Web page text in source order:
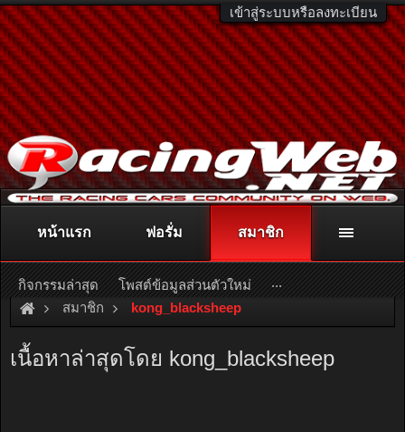
เข้าสู่ระบบหรือลงทะเบียน
ติดต่อลงโฆษณา racingweb@gmail.comหรือโทร. 081-811-1138
หรืออ่านรายละเอียดเพิ่มเติม คลิกที่นี่
สมาชิก kong_blacksheep
เนื้อหาล่าสุดโดย kong_blacksheep
หน้าแรก ฟอรั่ม สมาชิก
กิจกรรมล่าสุด โพสต์ข้อมูลส่วนตัวใหม่ ...